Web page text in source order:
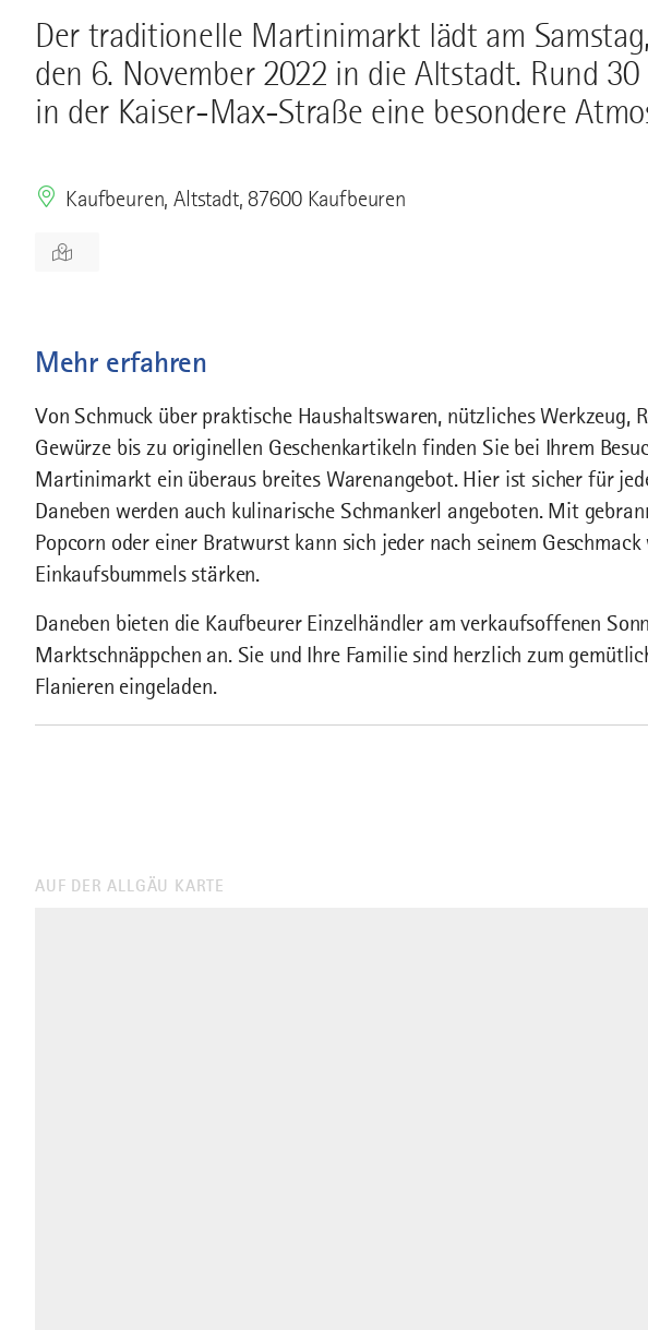
Der traditionelle Martinimarkt lädt am
den 6. November 2022 in die Altstadt. Rund
in der Kaiser-Max-Straße eine besondere
Kaufbeuren, Altstadt, 87600 Kaufbeuren
Mehr erfahren
Von Schmuck über praktische Haushaltswaren, nützliches Werkzeug,
Gewürze bis zu originellen Geschenkartikeln finden Sie bei Ihrem
Martinimarkt ein überaus breites Warenangebot. Hier ist sicher für
Daneben werden auch kulinarische Schmankerl angeboten. Mit
Popcorn oder einer Bratwurst kann sich jeder nach seinem Geschmack
Einkaufsbummels stärken.
Daneben bieten die Kaufbeurer Einzelhändler am verkaufsoffenen
Marktschnäppchen an. Sie und Ihre Familie sind herzlich zum
Flanieren eingeladen.
AUF DER ALLGÄU KARTE